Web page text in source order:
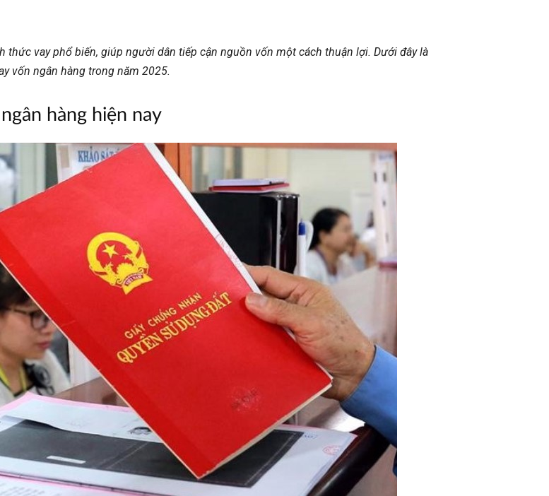
vay phổ biến, giúp người dân tiếp cận nguồn vốn một cách thuận lợi. Dưới đây là
vốn ngân hàng trong năm 2025.
hàng hiện nay